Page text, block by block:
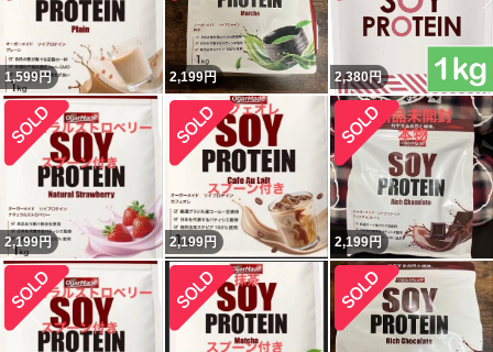
1,599円 2,199円 2,380円
2,199円 2,199円 2,199円